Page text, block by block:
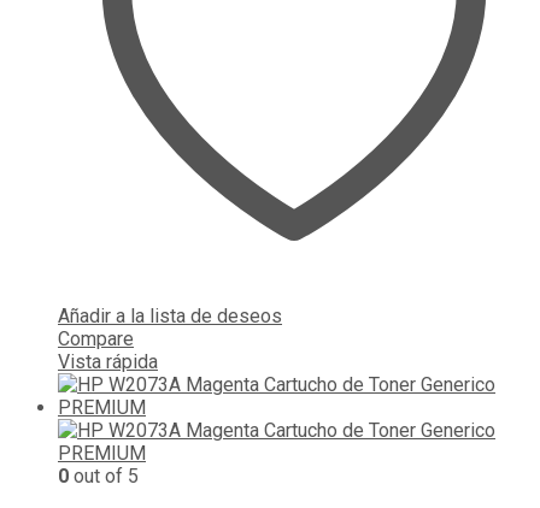
Añadir a la lista de deseos
Compare
Vista rápida
0 out of 5